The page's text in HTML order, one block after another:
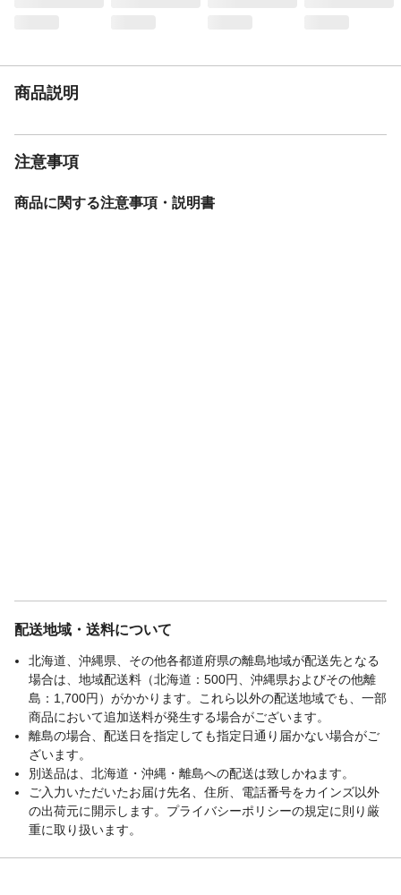
商品説明
注意事項
商品に関する注意事項・説明書
配送地域・送料について
北海道、沖縄県、その他各都道府県の離島地域が配送先となる
場合は、地域配送料（北海道：500円、沖縄県およびその他離
島：1,700円）がかかります。これら以外の配送地域でも、一部
商品において追加送料が発生する場合がございます。
離島の場合、配送日を指定しても指定日通り届かない場合がご
ざいます。
別送品は、北海道・沖縄・離島への配送は致しかねます。
ご入力いただいたお届け先名、住所、電話番号をカインズ以外
の出荷元に開示します。プライバシーポリシーの規定に則り厳
重に取り扱います。